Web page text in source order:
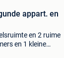
appart. en
en 2 ruime
en 1 kleine